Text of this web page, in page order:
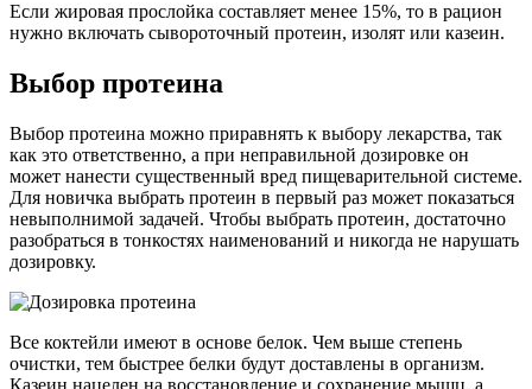
Если жировая прослойка составляет менее 15%, то в рацион
нужно включать сывороточный протеин, изолят или казеин.
Выбор протеина
Выбор протеина можно приравнять к выбору лекарства, так
как это ответственно, а при неправильной дозировке он
может нанести существенный вред пищеварительной системе.
Для новичка выбрать протеин в первый раз может показаться
невыполнимой задачей. Чтобы выбрать протеин, достаточно
разобраться в тонкостях наименований и никогда не нарушать
дозировку.
Все коктейли имеют в основе белок. Чем выше степень
очистки, тем быстрее белки будут доставлены в организм.
Казеин нацелен на восстановление и сохранение мышц, а